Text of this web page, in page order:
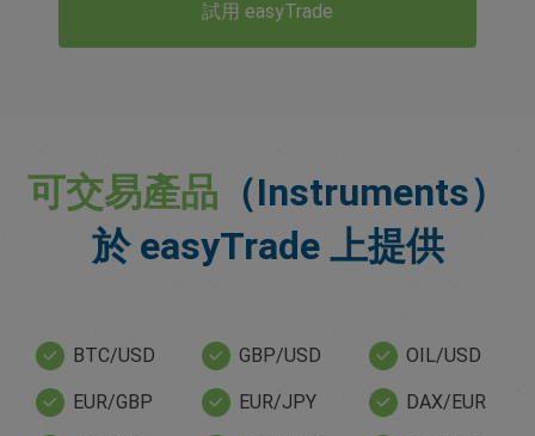
試用 easyTrade
可交易產品 （Instruments）
於 easyTrade 上提供
BTC/USD
EUR/GBP
GBP/USD
EUR/JPY
OIL/USD
DAX/EUR